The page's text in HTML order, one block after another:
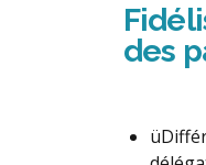
des